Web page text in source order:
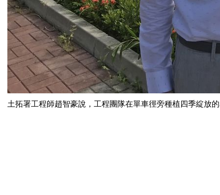
土拓署工程師趙智豪說，工程團隊在單車徑旁種植四季綻放